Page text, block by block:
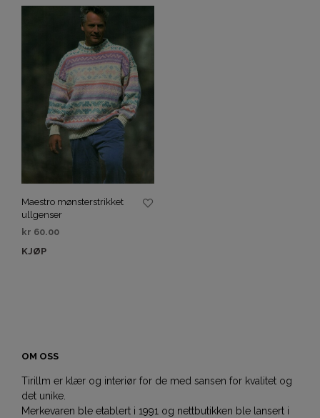
Maestro mønsterstrikket
ullgenser
kr 60.00
KJØP
OM OSS
Tirillm er klær og interiør for de med sansen for kvalitet og
det unike.
Merkevaren ble etablert i 1991 og nettbutikken ble lansert i